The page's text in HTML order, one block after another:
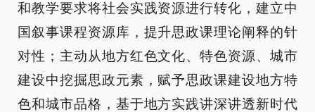
和教学要求将社会实践资源进行转化，建立中
国叙事课程资源库，提升思政课理论阐释的针
对性；主动从地方红色文化、特色资源、城市
建设中挖掘思政元素，赋予思政课建设地方特
色和城市品格，基于地方实践讲深讲透新时代